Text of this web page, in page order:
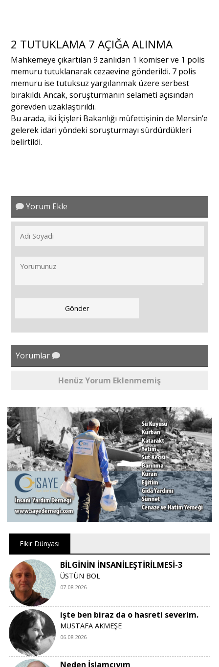
2 TUTUKLAMA 7 AÇIĞA ALINMA
Mahkemeye çıkartılan 9 zanlıdan 1 komiser ve 1 polis
memuru tutuklanarak cezaevine gönderildi. ​7 polis
memuru ise tutuksuz yargılanmak üzere serbest
bırakıldı. Ancak, soruşturmanın selameti açısından
görevden uzaklaştırıldı.
Bu arada, iki İçişleri Bakanlığı müfettişinin de Mersin’e
gelerek idari yöndeki soruşturmayı sürdürdükleri
belirtildi.
Yorum Ekle
Yorumlar
Henüz Yorum Eklenmemiş
Fikir Dünyası
BİLGİNİN İNSANİLEŞTİRİLMESİ-3
ÜSTÜN BOL
07.08.2026
işte ben biraz da o hasreti severim.
MUSTAFA AKMEŞE
06.08.2026
Neden İslamcıyım